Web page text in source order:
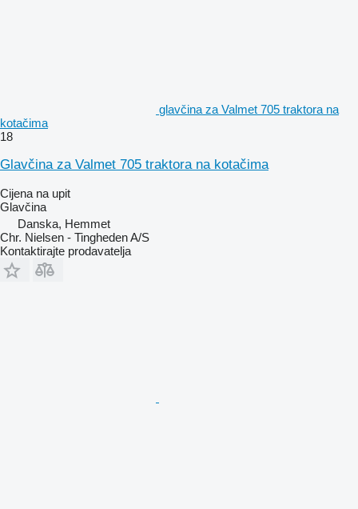
glavčina za Valmet 705 traktora na
kotačima
18
Glavčina za Valmet 705 traktora na kotačima
Cijena na upit
Glavčina
Danska, Hemmet
Chr. Nielsen - Tingheden A/S
Kontaktirajte prodavatelja